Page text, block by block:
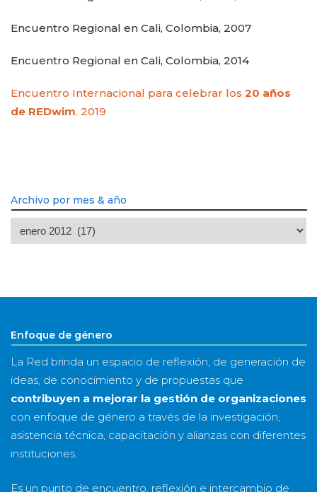
Encuentro Regional en Cali, Colombia, 2007
Encuentro Regional en Cali, Colombia, 2014
Encuentro Internacional para celebrar los 20 años
de REDwim. 2019
Archivo por mes & año
Archivo
por
año
Enfoque de género
La Red brinda un espacio de reflexión, de generación de
ideas, de conocimiento y de propuestas que
contribuyen a mejorar la gestión de organizaciones
con enfoque de género a través de la investigación,
asistencia técnica, capacitación y alianzas con diferentes
instituciones.
Es un punto de encuentro, reflexión e intercambio de